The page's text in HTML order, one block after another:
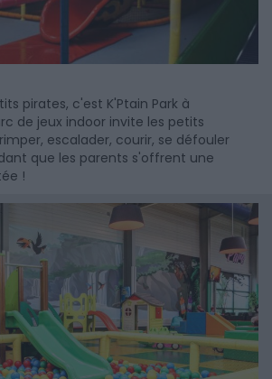
pirates, c'est K'Ptain Park à
de jeux indoor invite les petits
escalader, courir, se défouler
que les parents s'offrent une
!